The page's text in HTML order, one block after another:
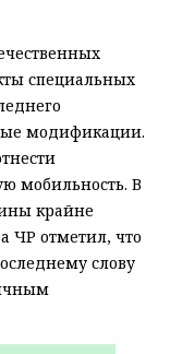
специальных
модификации.
мобильность. В
крайне
ЧР отметил, что
слову